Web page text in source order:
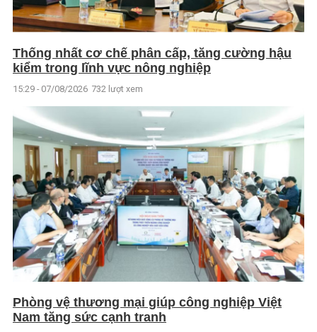
Thống nhất cơ chế phân cấp, tăng cường hậu
kiểm trong lĩnh vực nông nghiệp
15:29 - 07/08/2026 732 lượt xem
Phòng vệ thương mại giúp công nghiệp Việt
Nam tăng sức cạnh tranh